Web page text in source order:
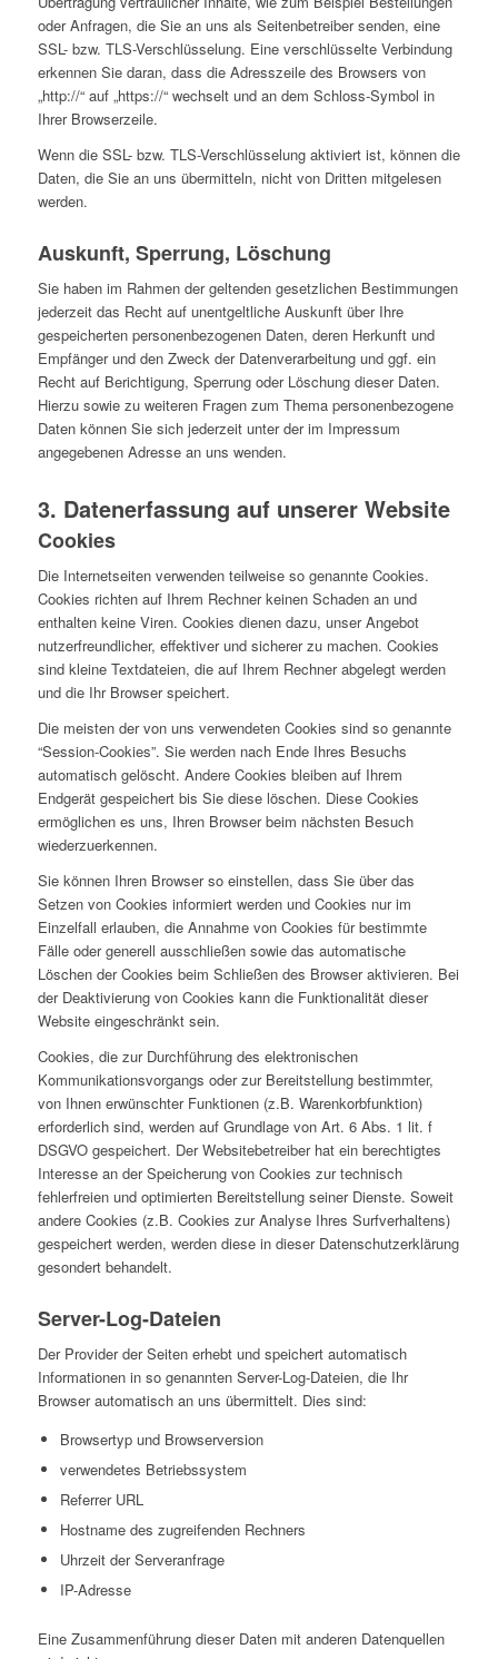
oder Anfragen, die Sie an uns als Seitenbetreiber senden, eine
SSL- bzw. TLS-Verschlüsselung. Eine verschlüsselte Verbindung
erkennen Sie daran, dass die Adresszeile des Browsers von
„http://“ auf „https://“ wechselt und an dem Schloss-Symbol in
Ihrer Browserzeile.
Wenn die SSL- bzw. TLS-Verschlüsselung aktiviert ist, können die
Daten, die Sie an uns übermitteln, nicht von Dritten mitgelesen
werden.
Auskunft, Sperrung, Löschung
Sie haben im Rahmen der geltenden gesetzlichen Bestimmungen
jederzeit das Recht auf unentgeltliche Auskunft über Ihre
gespeicherten personenbezogenen Daten, deren Herkunft und
Empfänger und den Zweck der Datenverarbeitung und ggf. ein
Recht auf Berichtigung, Sperrung oder Löschung dieser Daten.
Hierzu sowie zu weiteren Fragen zum Thema personenbezogene
Daten können Sie sich jederzeit unter der im Impressum
angegebenen Adresse an uns wenden.
3. Datenerfassung auf unserer Website
Cookies
Die Internetseiten verwenden teilweise so genannte Cookies.
Cookies richten auf Ihrem Rechner keinen Schaden an und
enthalten keine Viren. Cookies dienen dazu, unser Angebot
nutzerfreundlicher, effektiver und sicherer zu machen. Cookies
sind kleine Textdateien, die auf Ihrem Rechner abgelegt werden
und die Ihr Browser speichert.
Die meisten der von uns verwendeten Cookies sind so genannte
“Session-Cookies”. Sie werden nach Ende Ihres Besuchs
automatisch gelöscht. Andere Cookies bleiben auf Ihrem
Endgerät gespeichert bis Sie diese löschen. Diese Cookies
ermöglichen es uns, Ihren Browser beim nächsten Besuch
wiederzuerkennen.
Sie können Ihren Browser so einstellen, dass Sie über das
Setzen von Cookies informiert werden und Cookies nur im
Einzelfall erlauben, die Annahme von Cookies für bestimmte
Fälle oder generell ausschließen sowie das automatische
Löschen der Cookies beim Schließen des Browser aktivieren. Bei
der Deaktivierung von Cookies kann die Funktionalität dieser
Website eingeschränkt sein.
Cookies, die zur Durchführung des elektronischen
Kommunikationsvorgangs oder zur Bereitstellung bestimmter,
von Ihnen erwünschter Funktionen (z.B. Warenkorbfunktion)
erforderlich sind, werden auf Grundlage von Art. 6 Abs. 1 lit. f
DSGVO gespeichert. Der Websitebetreiber hat ein berechtigtes
Interesse an der Speicherung von Cookies zur technisch
fehlerfreien und optimierten Bereitstellung seiner Dienste. Soweit
andere Cookies (z.B. Cookies zur Analyse Ihres Surfverhaltens)
gespeichert werden, werden diese in dieser Datenschutzerklärung
gesondert behandelt.
Server-Log-Dateien
Der Provider der Seiten erhebt und speichert automatisch
Informationen in so genannten Server-Log-Dateien, die Ihr
Browser automatisch an uns übermittelt. Dies sind:
Browsertyp und Browserversion
verwendetes Betriebssystem
Referrer URL
Hostname des zugreifenden Rechners
Uhrzeit der Serveranfrage
IP-Adresse
Eine Zusammenführung dieser Daten mit anderen Datenquellen